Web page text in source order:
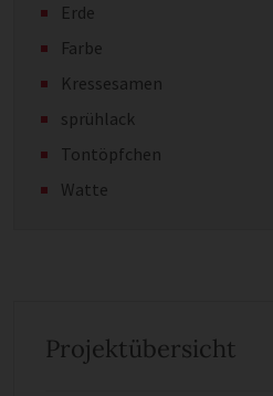
Erde
Farbe
Kressesamen
sprühlack
Tontöpfchen
Watte
Projektübersicht